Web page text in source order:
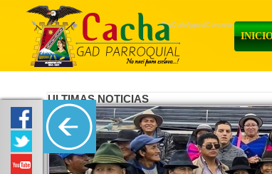
ProCurbAppealConcrete
ULTIMAS NOTICIAS